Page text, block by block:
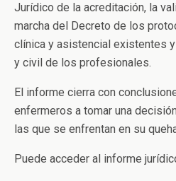
Jurídico de la acreditación, la
marcha del Decreto de los
clínica y asistencial existentes
y civil de los profesionales.
El informe cierra con
enfermeros a tomar una
las que se enfrentan en su
Puede acceder al informe